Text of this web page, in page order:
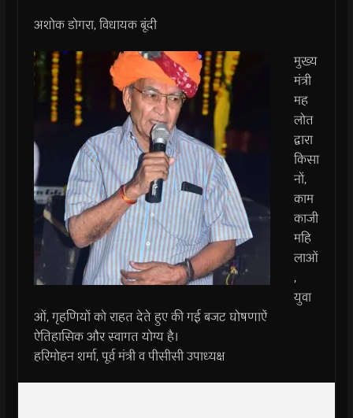
अशोक डोगरा, विधायक बूंदी
मुख्य
मंत्री
मह
लोत
द्वारा
किसा
नों,
काम
काजी
महि
लाओं
,
युवा
ओं, गृहणियों को राहत देते हुए की गई बजट घोषणाऐं
ऐतिहासिक और स्वागत योग्य है।
हरिमोहन शर्मा, पूर्व मंत्री व पीसीसी उपाध्यक्ष